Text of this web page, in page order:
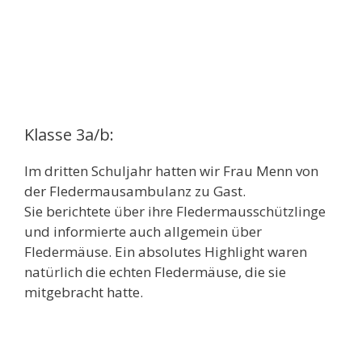
Klasse 3a/b:
Im dritten Schuljahr hatten wir Frau Menn von
der Fledermausambulanz zu Gast.
Sie berichtete über ihre Fledermausschützlinge
und informierte auch allgemein über
Fledermäuse. Ein absolutes Highlight waren
natürlich die echten Fledermäuse, die sie
mitgebracht hatte.